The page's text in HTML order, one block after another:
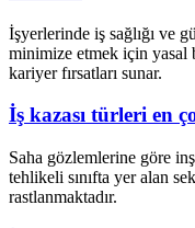
İşyerlerinde iş sağlığı ve
minimize etmek için
kariyer fırsatları sunar.
İş kazası türleri en
Saha gözlemlerine göre
tehlikeli sınıfta yer alan
rastlanmaktadır.